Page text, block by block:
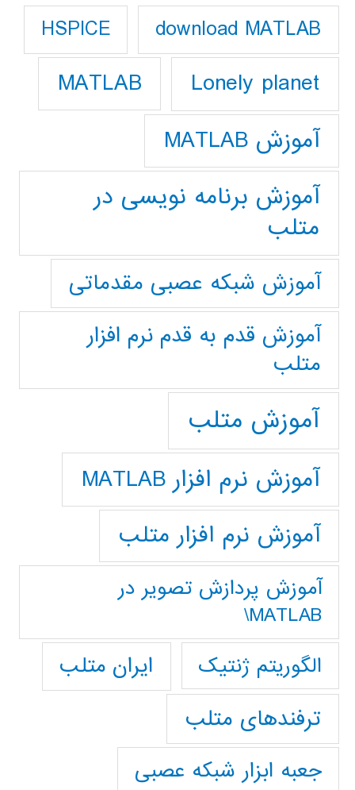
download MATLAB
HSPICE
Lonely planet
MATLAB
آموزش MATLAB
آموزش برنامه نویسی در
متلب
آموزش شبکه عصبی مقدماتی
آموزش قدم به قدم نرم افزار
متلب
آموزش متلب
آموزش نرم افزار MATLAB
آموزش نرم افزار متلب
آموزش پردازش تصوير در
MATLAB\
الگوریتم ژنتیک
ایران متلب
ترفندهای متلب
جعبه ابزار شبکه عصبی